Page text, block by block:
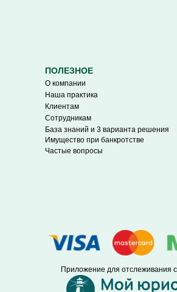
ПОЛЕЗНОЕ
О компании
Наша практика
Клиентам
Сотрудникам
База знаний и 3 варианта решения
Имущество при банкротстве
Частые вопросы
Приложение для отслеживания